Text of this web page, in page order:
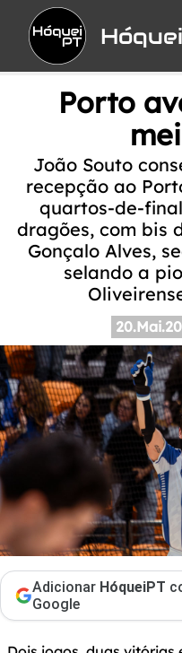
Porto
João Souto
recepção ao
quartos-de-
dragões, com bis
Gonçalo Alves,
selando a
Adicionar HóqueiPT
Google